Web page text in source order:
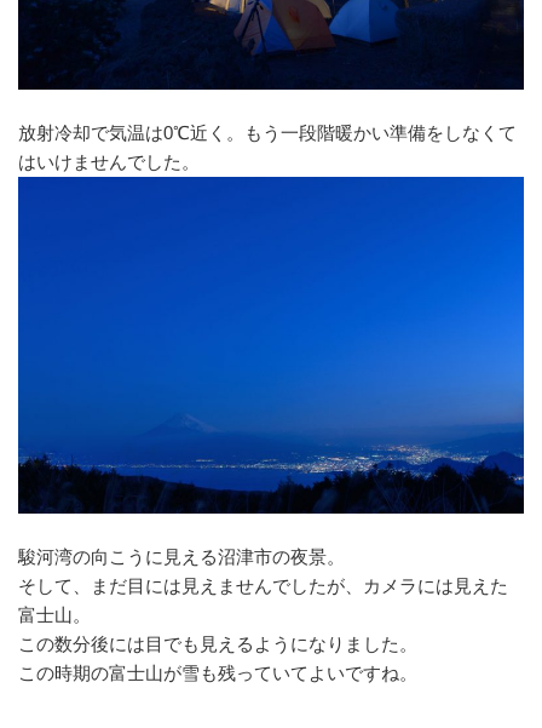
放射冷却で気温は0℃近く。もう一段階暖かい準備をしなくて
はいけませんでした。
駿河湾の向こうに見える沼津市の夜景。
そして、まだ目には見えませんでしたが、カメラには見えた
富士山。
この数分後には目でも見えるようになりました。
この時期の富士山が雪も残っていてよいですね。